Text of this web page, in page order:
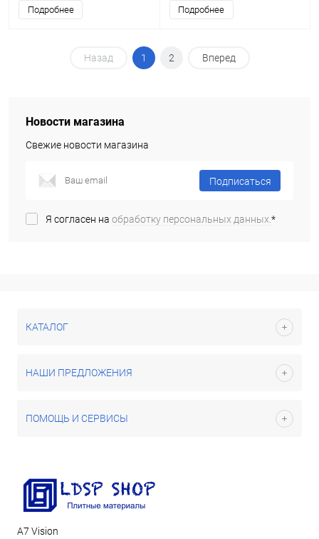
Подробнее Подробнее
Назад 1 2 Вперед
Новости магазина
Свежие новости магазина
Подписаться
Я согласен на обработку персональных данных.*
КАТАЛОГ
НАШИ ПРЕДЛОЖЕНИЯ
ПОМОЩЬ И СЕРВИСЫ
А7 Vision